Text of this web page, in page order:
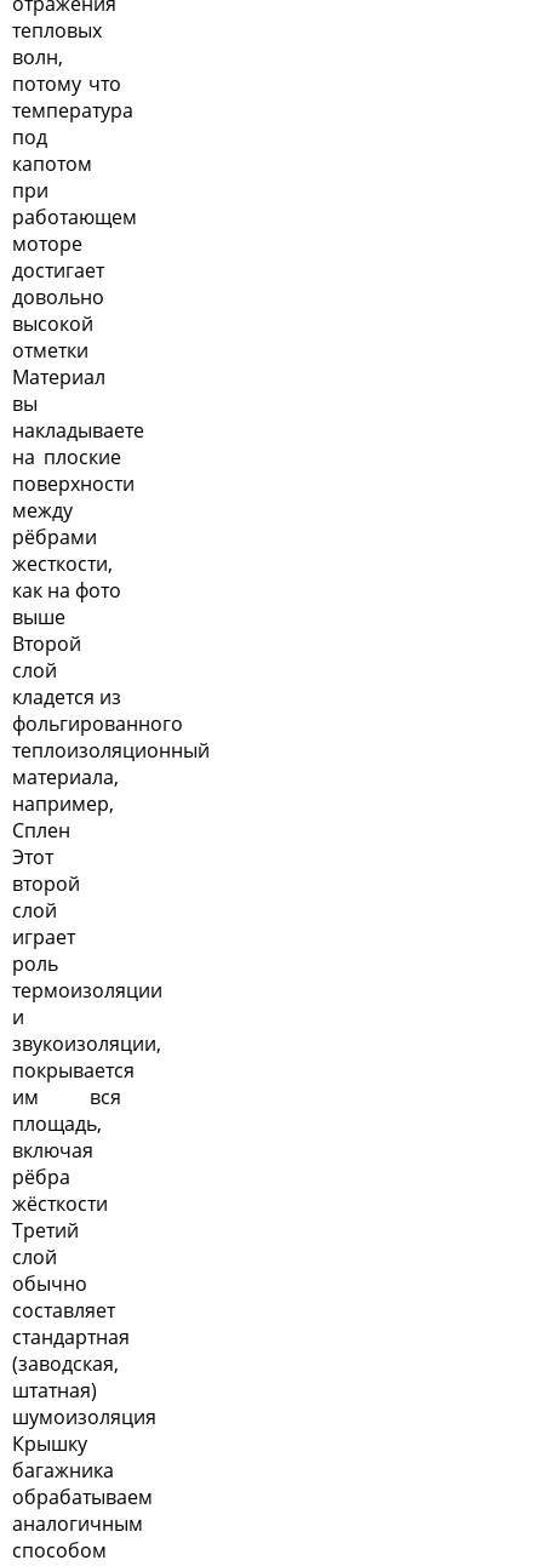
тепловых
волн,
потому что
температура
под
капотом
при
работающем
моторе
достигает
довольно
высокой
отметки
Материал
вы
накладываете
на плоские
поверхности
между
рёбрами
жесткости,
как на фото
выше
Второй
слой
кладется из
фольгированного
теплоизоляционный
материала,
например,
Сплен
Этот
второй
слой
играет
роль
термоизоляции
и
звукоизоляции,
покрывается
им вся
площадь,
включая
рёбра
жёсткости
Третий
слой
обычно
составляет
стандартная
(заводская,
штатная)
шумоизоляция
Крышку
багажника
обрабатываем
аналогичным
способом